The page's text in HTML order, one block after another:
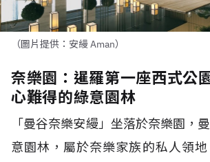
（圖片提供：安縵 Aman）
奈樂園：暹羅第一座西式公
心難得的綠意園林
「曼谷奈樂安縵」坐落於奈樂園，
意園林，屬於奈樂家族的私人領